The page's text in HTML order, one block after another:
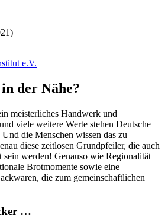
e.V.
der Nähe?
meisterliches Handwerk und
viele weitere Werte stehen Deutsche
die Menschen wissen das zu
diese zeitlosen Grundpfeiler, die auch
werden! Genauso wie Regionalität
Brotmomente sowie eine
die zum gemeinschaftlichen
…